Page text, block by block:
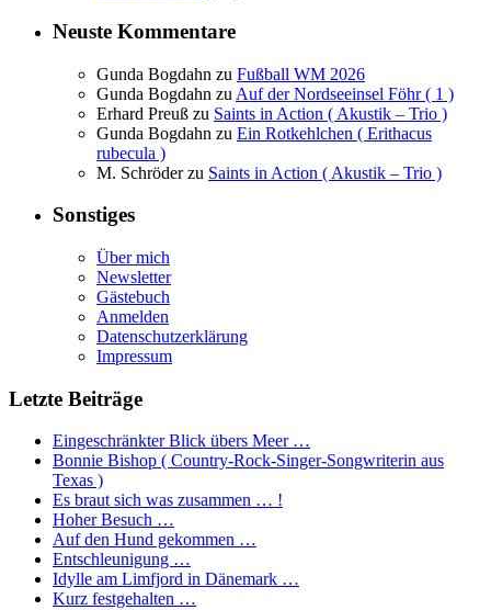
Neuste Kommentare
Gunda Bogdahn zu Fußball WM 2026
Gunda Bogdahn zu Auf der Nordseeinsel Föhr ( 1 )
Erhard Preuß zu Saints in Action ( Akustik – Trio )
Gunda Bogdahn zu Ein Rotkehlchen ( Erithacus
rubecula )
M. Schröderzu Saints in Action ( Akustik – Trio )
Sonstiges
Über mich
Newsletter
Gästebuch
Anmelden
Datenschutzerklärung
Impressum
Letzte Beiträge
Eingeschränkter Blick übers Meer …
Bonnie Bishop ( Country-Rock-Singer-Songwriterin aus
Texas )
Es braut sich was zusammen … !
Hoher Besuch …
Auf den Hund gekommen …
Entschleunigung …
Idylle am Limfjord in Dänemark …
Kurz festgehalten …